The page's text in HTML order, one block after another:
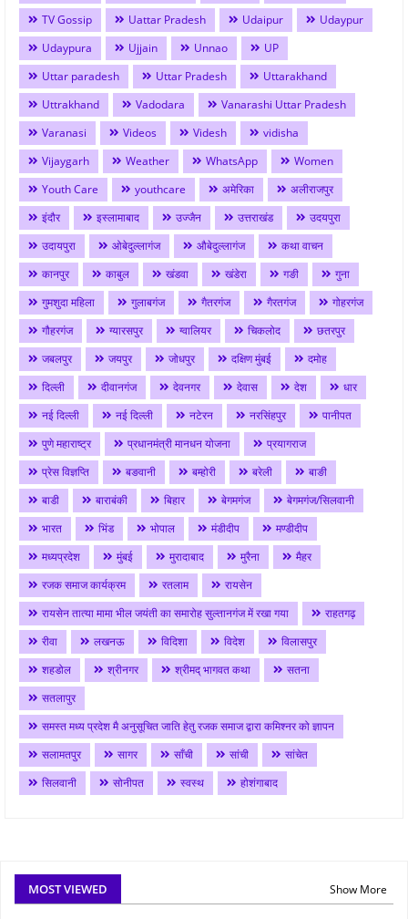
TV Gossip
Uattar Pradesh Udaipur
Udaypur
Udaypura
Ujjain Unnao
UP
Uttar paradesh
Uttar Pradesh
Uttarakhand
Uttrakhand
Vadodara
Vanarashi Uttar Pradesh
Varanasi
Videos Videsh
vidisha
Vijaygarh
Weather WhatsApp
Women
Youth Care
youthcare अमेरिका
अलीराजपुर
इंदौर
इस्लामाबाद उज्जैन उत्तराखंड
उदयपुरा
उदायपुरा
ओबेदुल्लागंज औबेदुल्लागंज
कथा वाचन
कानपुर
काबुल खंडवा खंडेरा गङी
गुना
गुमशुदा महिला
गुलाबगंज गैतरगंज गैरतगंज
गोहरगंज
गौहरगंज
ग्यारसपुर ग्वालियर चिकलोद
छतरपुर
जबलपुर
जयपुर जोधपुर दक्षिण मुंबई
दमोह
दिल्ली
दीवानगंज देवनगर देवास देश
धार
नई दिल्ली
नई दिल्ली नटेरन नरसिंहपुर
पानीपत
पुणे महाराष्ट्र
प्रधानमंत्री मानधन योजना
प्रयागराज
प्रेस विज्ञप्ति
बङवानी बम्होरी बरेली
बाङी
बाडी
बाराबंकी बिहार बेगमगंज
बेगमगंज/सिलवानी
भारत
भिंड भोपाल मंडीदीप
मण्डीदीप
मध्यप्रदेश
मुंबई मुरादाबाद मुरैना
मैहर
रजक समाज कार्यक्रम
रतलाम
रायसेन
रायसेन तात्या मामा भील जयंती का समारोह सुल्तानगंज में रखा गया
राहतगढ़
रीवा
लखनऊ विदिशा विदेश
विलासपुर
शहडोल
श्रीनगर श्रीमद् भागवत कथा
सतना
सतलापुर
समस्त मध्य प्रदेश मै अनुसूचित जाति हेतु रजक समाज द्वारा कमिश्नर को ज्ञापन
सलामतपुर
सागर साँची सांची
सांचेत
सिलवानी
सोनीपत स्वस्थ होशंगाबाद
MOST VIEWED Show More